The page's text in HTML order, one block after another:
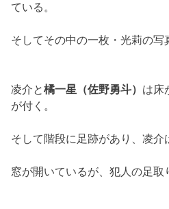
ている。
そしてその中の一枚・光莉の写
凌介と橘一星（佐野勇斗） は床
が付く。
そして階段に足跡があり、凌介
窓が開いているが、犯人の足取